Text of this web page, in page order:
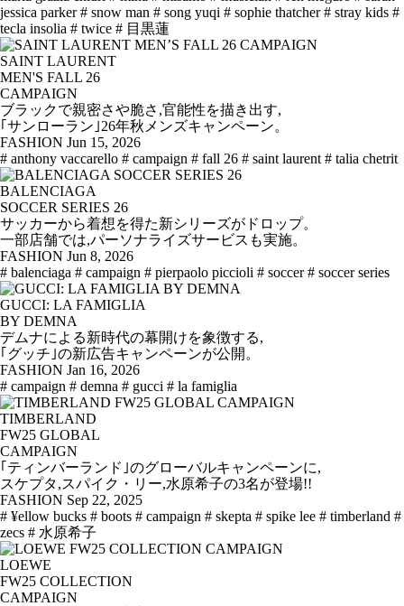
jessica parker # snow man # song yuqi # sophie thatcher # stray kids #
tecla insolia # twice # 目黒蓮
SAINT LAURENT
MEN'S FALL 26
CAMPAIGN
ブラックで親密さや脆さ,官能性を描き出す,
｢サンローラン｣26年秋メンズキャンペーン。
FASHION Jun 15, 2026
# anthony vaccarello # campaign # fall 26 # saint laurent # talia chetrit
BALENCIAGA
SOCCER SERIES 26
サッカーから着想を得た新シリーズがドロップ。
一部店舗では,パーソナライズサービスも実施。
FASHION Jun 8, 2026
# balenciaga # campaign # pierpaolo piccioli # soccer # soccer series
GUCCI: LA FAMIGLIA
BY DEMNA
デムナによる新時代の幕開けを象徴する,
｢グッチ｣の新広告キャンペーンが公開。
FASHION Jan 16, 2026
# campaign # demna # gucci # la famiglia
TIMBERLAND
FW25 GLOBAL
CAMPAIGN
｢ティンバーランド｣のグローバルキャンペーンに,
スケプタ,スパイク・リー,水原希子の3名が登場!!
FASHION Sep 22, 2025
# ¥ellow bucks # boots # campaign # skepta # spike lee # timberland #
zecs # 水原希子
LOEWE
FW25 COLLECTION
CAMPAIGN